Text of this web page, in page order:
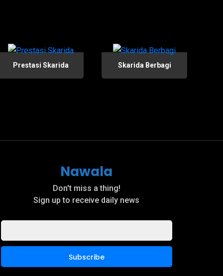
Prestasi Skarida Skarida Berbagi
Nawala
Don't miss a thing!
Sign up to receive daily news